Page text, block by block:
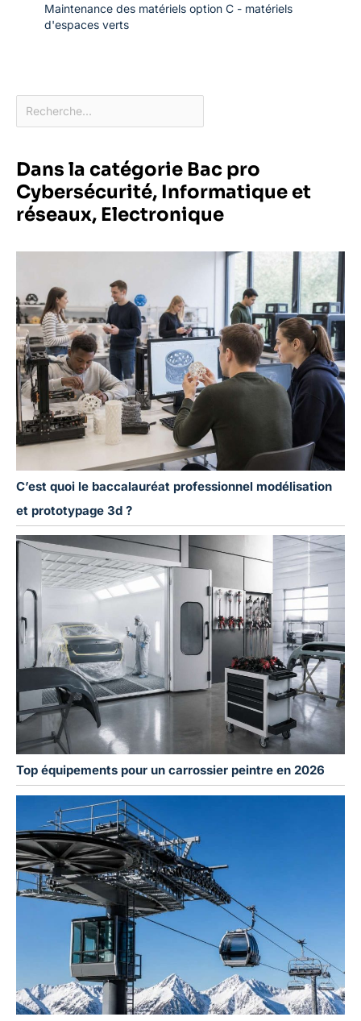
Maintenance des matériels option C - matériels
d'espaces verts
Dans la catégorie Bac pro
Cybersécurité, Informatique et
réseaux, Electronique
C’est quoi le baccalauréat professionnel modélisation
et prototypage 3d ?
Top équipements pour un carrossier peintre en 2026